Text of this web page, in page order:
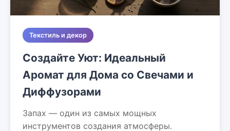
Текстиль и декор
Создайте Уют: Идеальный
Аромат для Дома со Свечами и
Диффузорами
Запах — один из самых мощных
инструментов создания атмосферы.